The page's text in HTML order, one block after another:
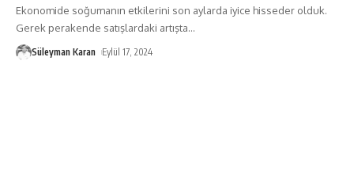
Ekonomide soğumanın etkilerini son aylarda iyice hisseder olduk.
Gerek perakende satışlardaki artışta…
Süleyman Karan Eylül 17, 2024